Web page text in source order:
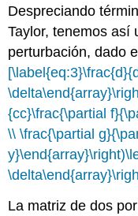
Despreciando
Taylor, tenemos así
perturbación, dado
{cc}\frac{\partial
\\ \frac{\partial
La matriz de dos